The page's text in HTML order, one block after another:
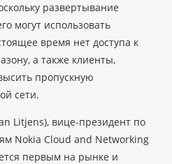
развертывание
могут использовать
время нет доступа к
а также клиенты,
пропускную
сети.
Litjens), вице-президент по
Nokia Cloud and Networking
первым на рынке и